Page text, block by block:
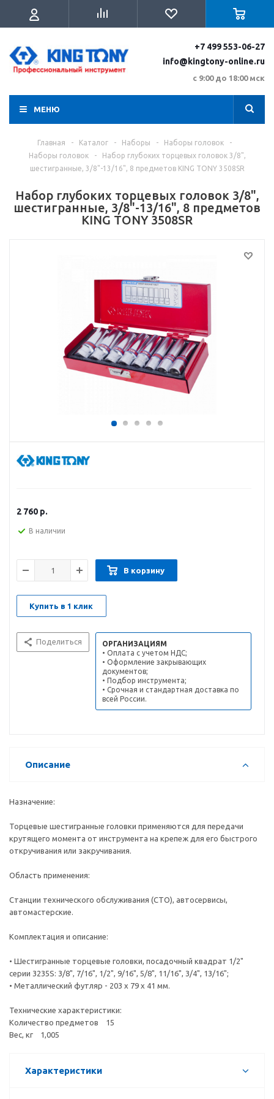
+7 499 553-06-27
info@kingtony-online.ru
с 9:00 до 18:00 мск
МЕНЮ
Главная - Каталог - Наборы - Наборы головок
-
Наборы головок
-
Набор глубоких торцевых головок 3/8",
шестигранные, 3/8"-13/16", 8 предметов KING TONY 3508SR
Набор глубоких торцевых головок 3/8",
шестигранные, 3/8"-13/16", 8 предметов
KING TONY 3508SR
2 760 р.
В наличии
В корзину
Купить в 1 клик
Поделиться
ОРГАНИЗАЦИЯМ
• Оплата с учетом НДС;
• Оформление закрывающих
документов;
• Подбор инструмента;
• Срочная и стандартная доставка по
всей России.
Описание
Назначение:
Торцевые шестигранные головки применяются для передачи
крутящего момента от инструмента на крепеж для его быстрого
откручивания или закручивания.
Область применения:
Станции технического обслуживания (СТО), автосервисы,
автомастерские.
Комплектация и описание:
• Шестигранные торцевые головки, посадочный квадрат 1/2"
серии 3235S: 3/8", 7/16", 1/2", 9/16", 5/8", 11/16", 3/4", 13/16";
• Металлический футляр - 203 х 79 х 41 мм.
Технические характеристики:
Количество предметов 15
Вес, кг 1,005
Характеристики